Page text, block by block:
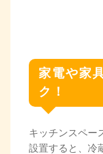
家電や家
ク！
キッチンスペー
設置すると、冷